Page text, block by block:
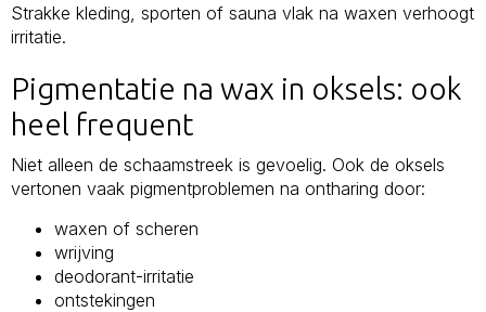
Strakke kleding, sporten of sauna vlak na waxen verhoogt
irritatie.
Pigmentatie na wax in oksels: ook
heel frequent
Niet alleen de schaamstreek is gevoelig. Ook de oksels
vertonen vaak pigmentproblemen na ontharing door:
waxen of scheren
wrijving
deodorant-irritatie
ontstekingen